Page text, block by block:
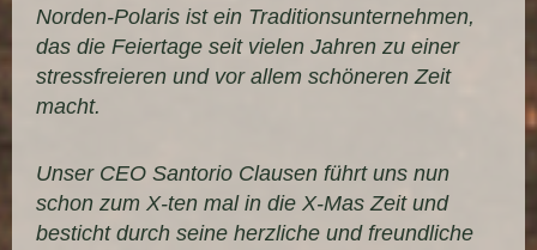
Norden-Polaris ist ein Traditionsunternehmen,
das die Feiertage seit vielen Jahren zu einer
stressfreieren und vor allem schöneren Zeit
macht.
Unser CEO Santorio Clausen führt uns nun
schon zum X-ten mal in die X-Mas Zeit und
besticht durch seine herzliche und freundliche